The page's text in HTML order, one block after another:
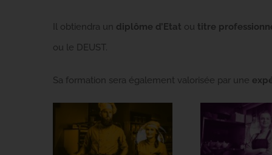
Il obtiendra un diplôme d’Etat ou titre
ou le DEUST.
Sa formation sera également valorisée par une